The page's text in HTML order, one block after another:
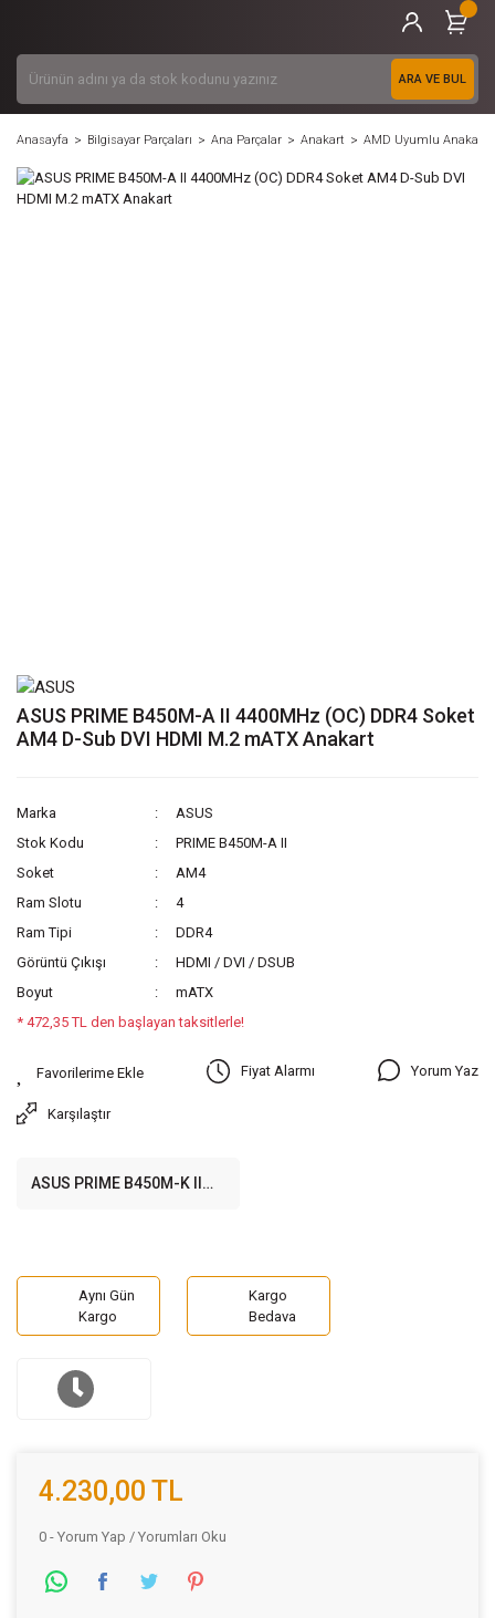
ARA VE BUL
Anasayfa Bilgisayar Parçaları Ana Parçalar Anakart AMD Uyumlu Anakart
ASUS PRIME B450M-A II 4400MHz (OC) DDR4 Soket
AM4 D-Sub DVI HDMI M.2 mATX Anakart
Marka
ASUS
Stok Kodu
PRIME B450M-A II
Soket
AM4
Ram Slotu
4
Ram Tipi
DDR4
Görüntü Çıkışı
HDMI / DVI / DSUB
Boyut
mATX
* 472,35 TL den başlayan taksitlerle!
Fiyat Alarmı Yorum Yaz
Karşılaştır
ASUS PRIME B450M-K II
Aynı Gün
Kargo
Kargo
Bedava
4.230,00 TL
0 - Yorum Yap / Yorumları Oku